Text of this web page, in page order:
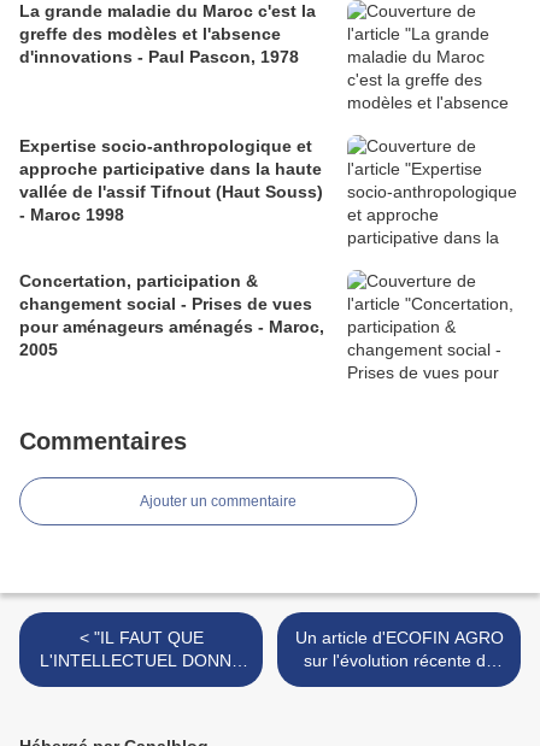
La grande maladie du Maroc c'est la
greffe des modèles et l'absence
d'innovations - Paul Pascon, 1978
Expertise socio-anthropologique et
approche participative dans la haute
vallée de l'assif Tifnout (Haut Souss)
- Maroc 1998
Concertation, participation &
changement social - Prises de vues
pour aménageurs aménagés - Maroc,
2005
Commentaires
Ajouter un commentaire
< "IL FAUT QUE
L'INTELLECTUEL DONNE
LA PAROLE A CEUX QUI
Un article d'ECOFIN AGRO
sur l'évolution récente de
l'irrigation en Algérie ...